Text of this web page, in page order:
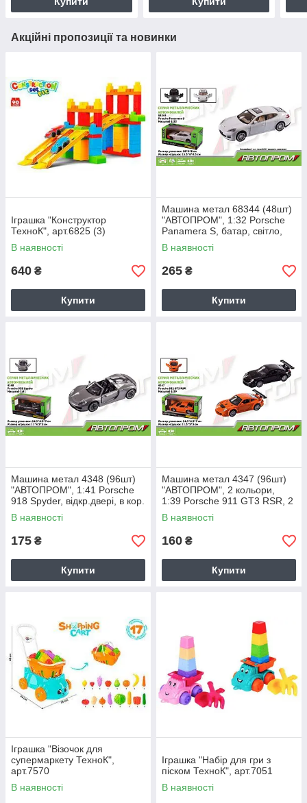
Акційні пропозиції та новинки
Іграшка "Конструктор
ТехноК", арт.6825 (3)
В наявності
640 ₴
Купити
Машина метал 68344 (48шт)
"АВТОПРОМ", 1:32 Porsche
Panamera S, батар, світло,
звук, відкр.двері, в кор
В наявності
265 ₴
Купити
Машина метал 4348 (96шт)
"АВТОПРОМ", 1:41 Porsche
918 Spyder, відкр.двері, в кор.
14,5 * 6,5 * 7см
В наявності
175 ₴
Купити
Машина метал 4347 (96шт)
"АВТОПРОМ", 2 кольори,
1:39 Porsche 911 GT3 RSR, 2
кольори, відкр.двері, в кор. 14
В наявності
160 ₴
Купити
Іграшка "Візочок для
супермаркету ТехноК",
арт.7570
В наявності
Іграшка "Набір для гри з
піском ТехноК", арт.7051
В наявності